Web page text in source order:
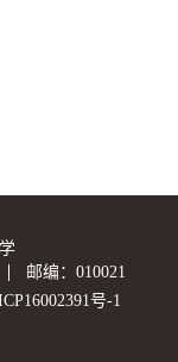
邮编：010021
号-1